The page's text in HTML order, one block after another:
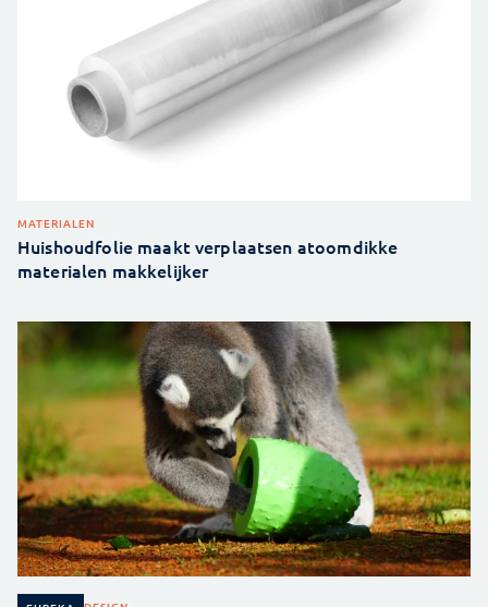
MATERIALEN
Huishoudfolie maakt verplaatsen atoomdikke
materialen makkelijker